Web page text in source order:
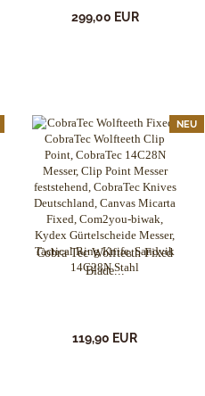
299,00 EUR
NEU
Cobra Tec Wolfteeth Fixed
Blade...
119,90 EUR